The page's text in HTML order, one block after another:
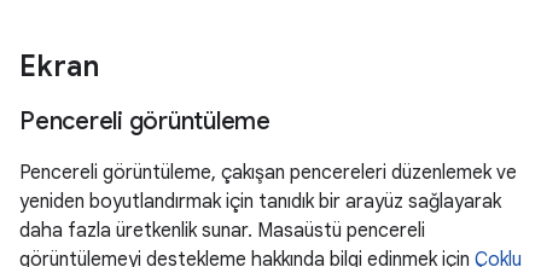
Ekran
Pencereli görüntüleme
Pencereli görüntüleme, çakışan pencereleri düzenlemek ve
yeniden boyutlandırmak için tanıdık bir arayüz sağlayarak
daha fazla üretkenlik sunar. Masaüstü pencereli
görüntülemeyi destekleme hakkında bilgi edinmek için Çoklu